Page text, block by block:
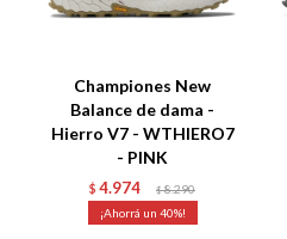
Championes New
Balance de dama -
Hierro V7 - WTHIERO7
- PINK
$ 4.974 $ 8.290
40